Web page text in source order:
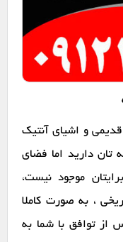
و اشیای آنتیک
تان دارید اما فضای
موجود نیست،
، به صورت کاملا
از توافق با شما به